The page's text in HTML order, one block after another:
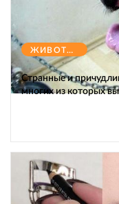
ЖИВОТНЫЕ
Странные и
многих из которых